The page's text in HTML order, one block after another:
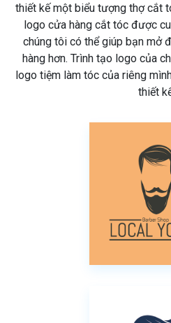
thiết kế một biểu tượng thợ cắt
logo cửa hàng cắt tóc được
chúng tôi có thể giúp bạn mở
hàng hơn. Trình tạo logo của
logo tiệm làm tóc của riêng
thiết